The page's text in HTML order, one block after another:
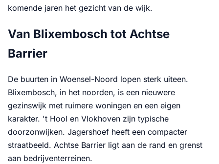
komende jaren het gezicht van de wijk.
Van Blixembosch tot Achtse
Barrier
De buurten in Woensel-Noord lopen sterk uiteen.
Blixembosch, in het noorden, is een nieuwere
gezinswijk met ruimere woningen en een eigen
karakter. 't Hool en Vlokhoven zijn typische
doorzonwijken. Jagershoef heeft een compacter
straatbeeld. Achtse Barrier ligt aan de rand en grenst
aan bedrijventerreinen.